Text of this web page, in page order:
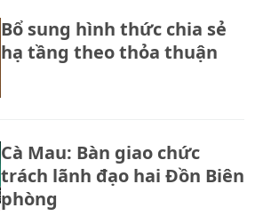
Bổ sung hình thức chia sẻ
hạ tầng theo thỏa thuận
Cà Mau: Bàn giao chức
trách lãnh đạo hai Đồn Biên
phòng